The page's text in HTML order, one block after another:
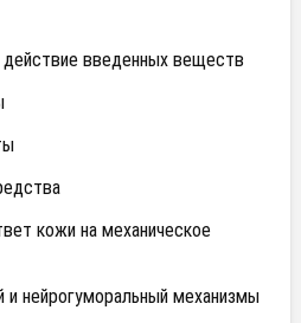
введенных веществ
кожи на механическое
нейрогуморальный механизмы